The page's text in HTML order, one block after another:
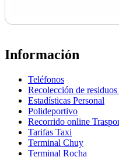
Información
Teléfonos
Recolección de
Estadísticas Personal
Polideportivo
Recorrido online
Tarifas Taxi
Terminal Chuy
Terminal Rocha